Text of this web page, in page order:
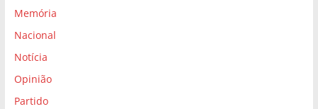
Memória
Nacional
Notícia
Opinião
Partido